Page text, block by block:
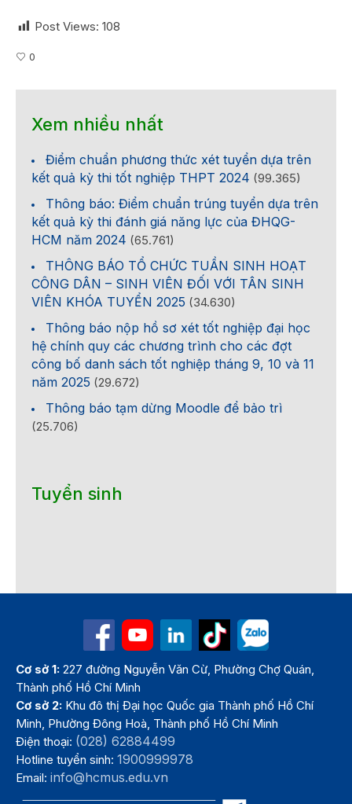
Post Views: 108
0
Xem nhiều nhất
Điểm chuẩn phương thức xét tuyển dựa trên
kết quả kỳ thi tốt nghiệp THPT 2024 (99.365)
Thông báo: Điểm chuẩn trúng tuyển dựa trên
kết quả kỳ thi đánh giá năng lực của ĐHQG-
HCM năm 2024 (65.761)
THÔNG BÁO TỔ CHỨC TUẦN SINH HOẠT
CÔNG DÂN – SINH VIÊN ĐỐI VỚI TÂN SINH
VIÊN KHÓA TUYỂN 2025 (34.630)
Thông báo nộp hồ sơ xét tốt nghiệp đại học
hệ chính quy các chương trình cho các đợt
công bố danh sách tốt nghiệp tháng 9, 10 và 11
năm 2025 (29.672)
Thông báo tạm dừng Moodle để bảo trì
(25.706)
Tuyển sinh
Cơ sở 1: 227 đường Nguyễn Văn Cừ, Phường Chợ Quán,
Thành phố Hồ Chí Minh
Cơ sở 2: Khu đô thị Đại học Quốc gia Thành phố Hồ Chí
Minh, Phường Đông Hoà, Thành phố Hồ Chí Minh
Điện thoại: (028) 62884499
Hotline tuyển sinh:1900999978
Email:info@hcmus.edu.vn